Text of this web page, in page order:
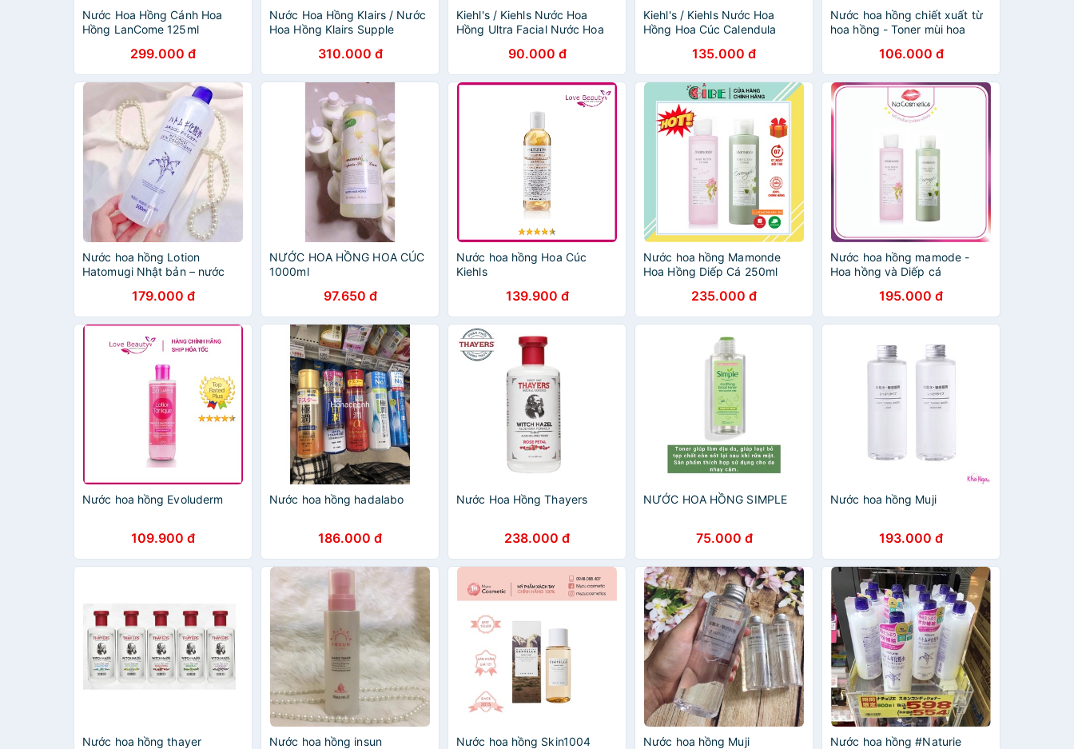
Nước Hoa Hồng Cánh Hoa
Hồng LanCome 125ml
299.000 đ
Nước Hoa Hồng Klairs / Nước
Hoa Hồng Klairs Supple
310.000 đ
Kiehl's / Kiehls Nước Hoa
Hồng Ultra Facial Nước Hoa
90.000 đ
Kiehl's / Kiehls Nước Hoa
Hồng Hoa Cúc Calendula
Hồng 40ml135.000 đ
Nước hoa hồng chiết xuất từ
hoa hồng - Toner mùi hoa
106.000 đ
Nước hoa hồng Lotion
Hatomugi Nhật bản – nước
179.000 đ
NƯỚC HOA HỒNG HOA CÚC
1000ml
97.650 đ
Nước hoa hồng Hoa Cúc
Kiehls
139.900 đ
Nước hoa hồng Mamonde
Hoa Hồng Diếp Cá 250ml
235.000 đ
Nước hoa hồng mamode -
Hoa hồng và Diếp cá
195.000 đ
Nước hoa hồng Evoluderm
109.900 đ
Nước hoa hồng hadalabo
186.000 đ
Nước Hoa Hồng Thayers
238.000 đ
NƯỚC HOA HỒNG SIMPLE
75.000 đ
Nước hoa hồng Muji
193.000 đ
Nước hoa hồng thayer Nước hoa hồng insun Nước hoa hồng Skin1004 Nước hoa hồng Muji Nước hoa hồng #Naturie